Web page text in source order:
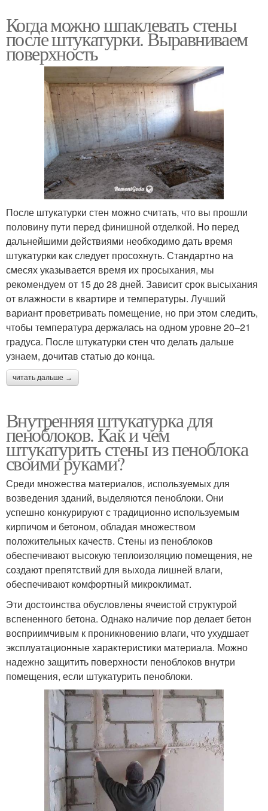
Когда можно шпаклевать стены
после штукатурки. Выравниваем
поверхность
После штукатурки стен можно считать, что вы прошли
половину пути перед финишной отделкой. Но перед
дальнейшими действиями необходимо дать время
штукатурки как следует просохнуть. Стандартно на
смесях указывается время их просыхания, мы
рекомендуем от 15 до 28 дней. Зависит срок высыхания
от влажности в квартире и температуры. Лучший
вариант проветривать помещение, но при этом следить,
чтобы температура держалась на одном уровне 20–21
градуса. После штукатурки стен что делать дальше
узнаем, дочитав статью до конца.
читать дальше →
Внутренняя штукатурка для
пеноблоков. Как и чем
штукатурить стены из пеноблока
своими руками?
Среди множества материалов, используемых для
возведения зданий, выделяются пеноблоки. Они
успешно конкурируют с традиционно используемым
кирпичом и бетоном, обладая множеством
положительных качеств. Стены из пеноблоков
обеспечивают высокую теплоизоляцию помещения, не
создают препятствий для выхода лишней влаги,
обеспечивают комфортный микроклимат.
Эти достоинства обусловлены ячеистой структурой
вспененного бетона. Однако наличие пор делает бетон
восприимчивым к проникновению влаги, что ухудшает
эксплуатационные характеристики материала. Можно
надежно защитить поверхности пеноблоков внутри
помещения, если штукатурить пеноблоки.